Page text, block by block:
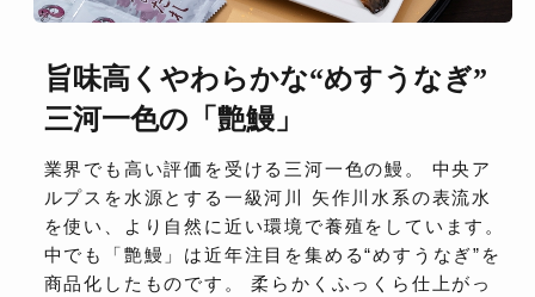
旨味高くやわらかな“めすうなぎ”
三河一色の「艶鰻」
業界でも高い評価を受ける三河一色の鰻。 中央ア
ルプスを水源とする一級河川 矢作川水系の表流水
を使い、より自然に近い環境で養殖をしています。
中でも「艶鰻」は近年注目を集める“めすうなぎ”を
商品化したものです。 柔らかくふっくら仕上がっ